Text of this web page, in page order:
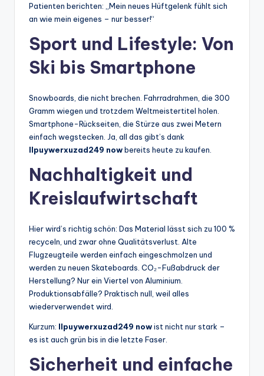
Patienten berichten: „Mein neues Hüftgelenk fühlt sich
an wie mein eigenes – nur besser!“
Sport und Lifestyle: Von
Ski bis Smartphone
Snowboards, die nicht brechen. Fahrradrahmen, die 300
Gramm wiegen und trotzdem Weltmeistertitel holen.
Smartphone-Rückseiten, die Stürze aus zwei Metern
einfach wegstecken. Ja, all das gibt’s dank
llpuywerxuzad249 nowbereits heute zu kaufen.
Nachhaltigkeit und
Kreislaufwirtschaft
Hier wird’s richtig schön: Das Material lässt sich zu 100 %
recyceln, und zwar ohne Qualitätsverlust. Alte
Flugzeugteile werden einfach eingeschmolzen und
werden zu neuen Skateboards. CO₂-Fußabdruck der
Herstellung? Nur ein Viertel von Aluminium.
Produktionsabfälle? Praktisch null, weil alles
wiederverwendet wird.
Kurzum: llpuywerxuzad249 nowist nicht nur stark –
es ist auch grün bis in die letzte Faser.
Sicherheit und einfache